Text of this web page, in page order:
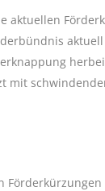
aktuellen
mit